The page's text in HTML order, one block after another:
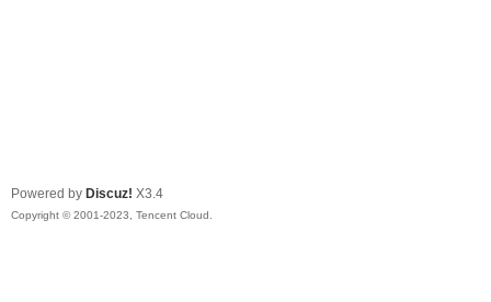
Powered by Discuz! X3.4
Copyright © 2001-2023, Tencent Cloud.